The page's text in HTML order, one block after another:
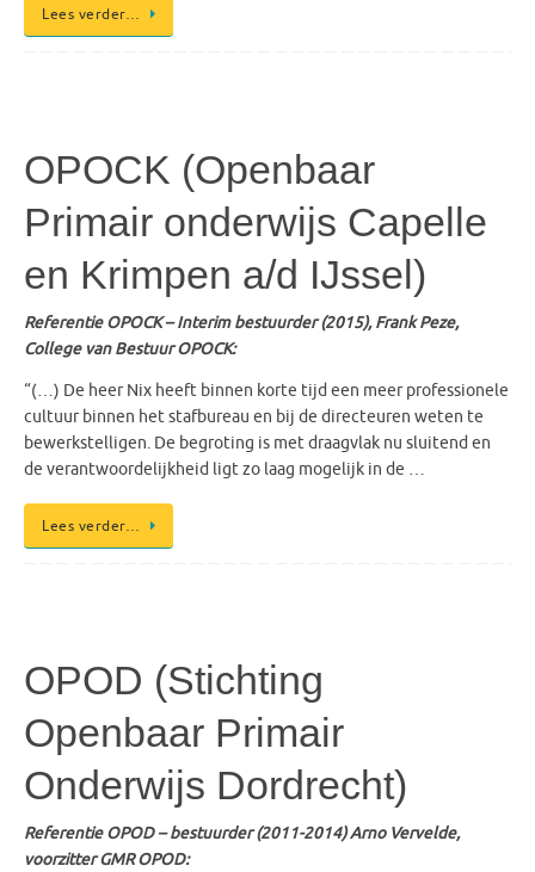
Lees verder…
OPOCK (Openbaar
Primair onderwijs Capelle
en Krimpen a/d IJssel)
Referentie OPOCK – Interim bestuurder (2015), Frank Peze,
College van Bestuur OPOCK:
“(…) De heer Nix heeft binnen korte tijd een meer professionele
cultuur binnen het stafbureau en bij de directeuren weten te
bewerkstelligen. De begroting is met draagvlak nu sluitend en
de verantwoordelijkheid ligt zo laag mogelijk in de …
Lees verder…
OPOD (Stichting
Openbaar Primair
Onderwijs Dordrecht)
Referentie OPOD – bestuurder (2011-2014) Arno Vervelde,
voorzitter GMR OPOD: